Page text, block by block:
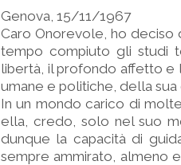
Genova, 15/11/1967
Caro Onorevole, ho deciso
tempo compiuto gli studi
libertà, il profondo affetto e
umane e politiche, della
In un mondo carico di
ella, credo, solo nel suo
dunque la capacità di
sempre ammirato, almeno